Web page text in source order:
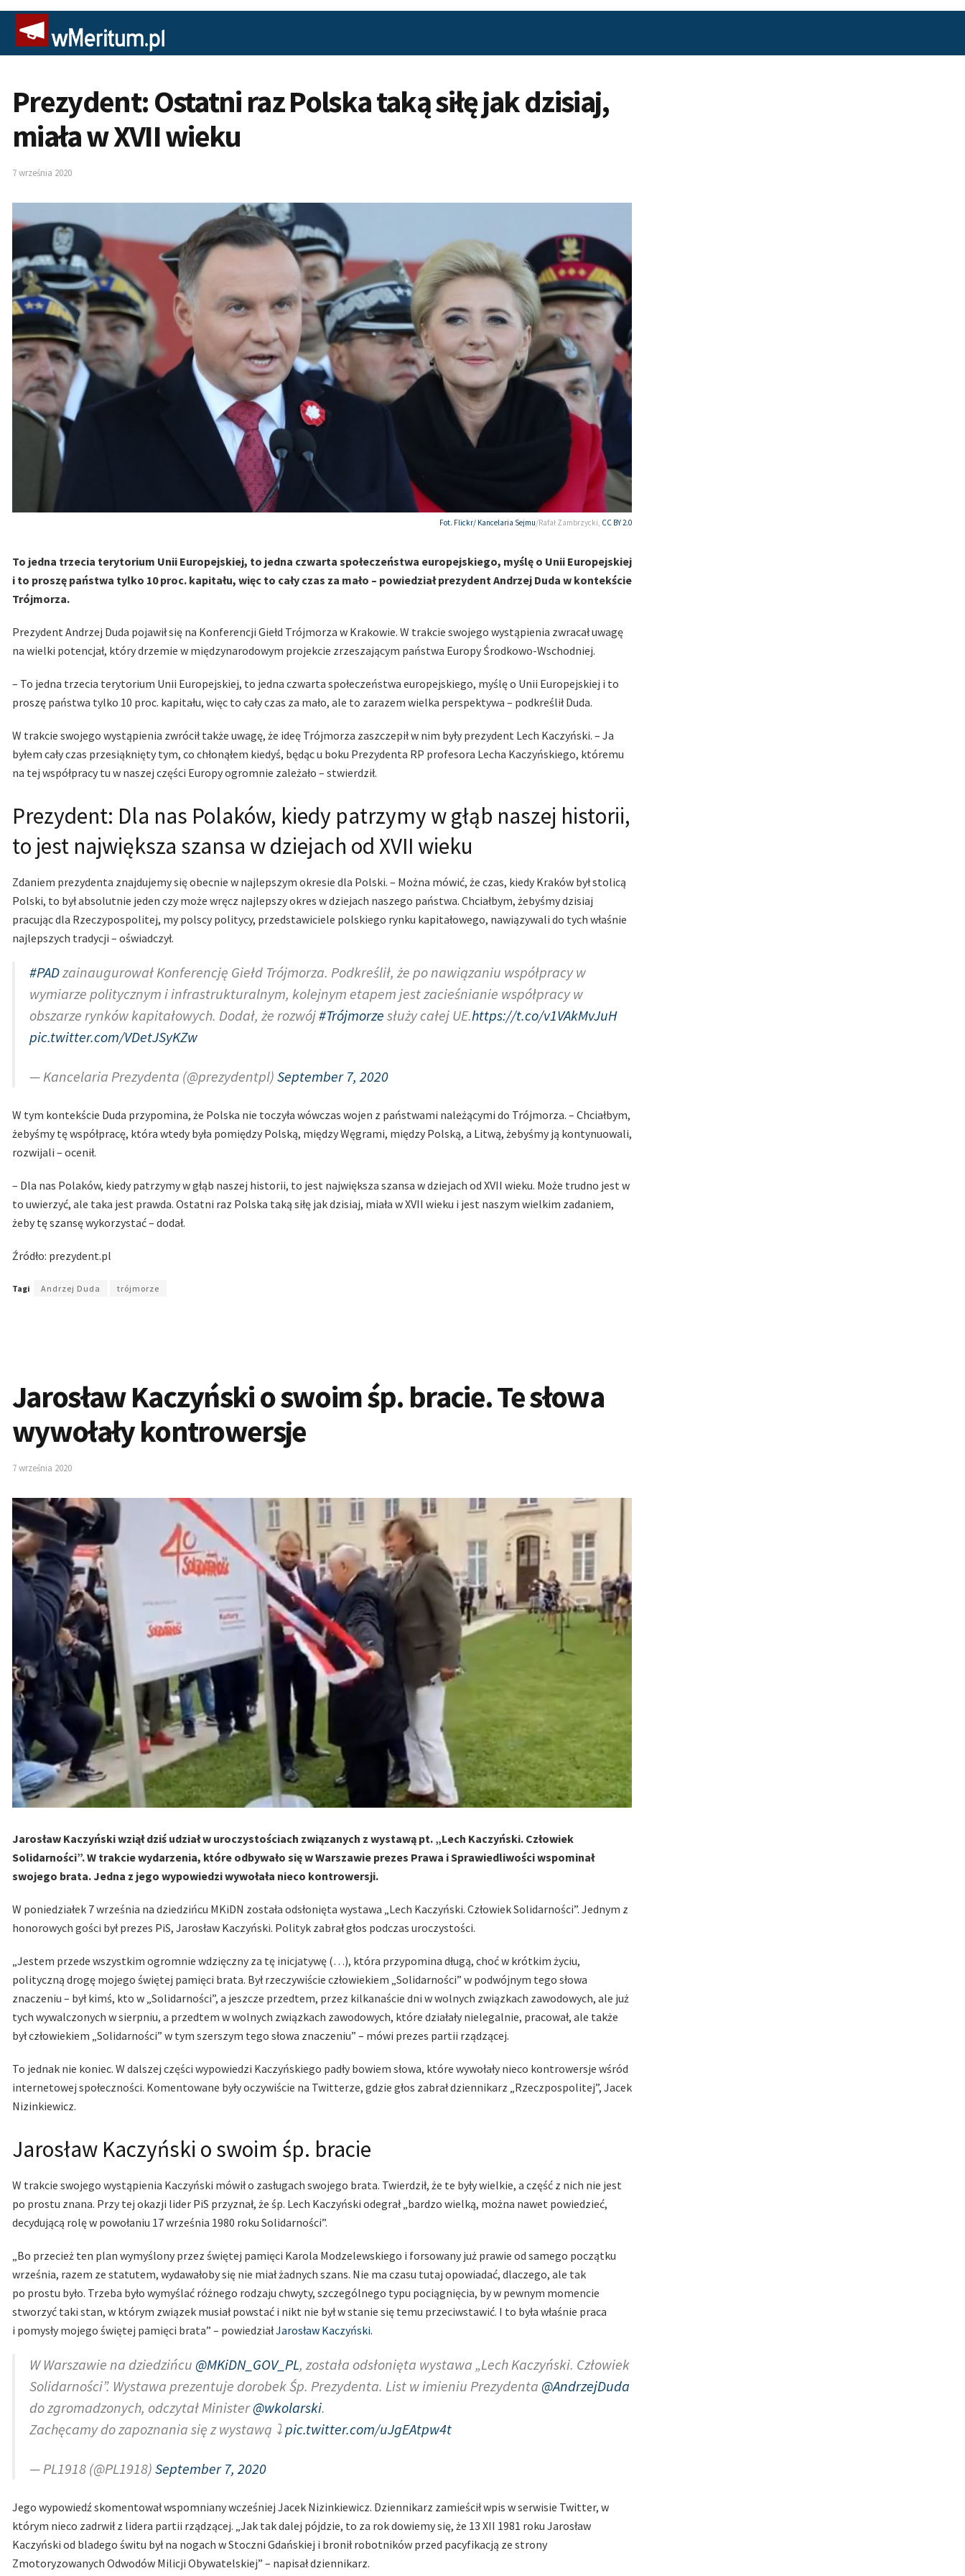
Prezydent: Ostatni raz Polska taką siłę jak dzisiaj,
miała w XVII wieku
7 września 2020
Fot. Flickr/ Kancelaria Sejmu/Rafał Zambrzycki, CC BY 2.0
To jedna trzecia terytorium Unii Europejskiej, to jedna czwarta społeczeństwa europejskiego, myślę o Unii Europejskiej
i to proszę państwa tylko 10 proc. kapitału, więc to cały czas za mało – powiedział prezydent Andrzej Duda w kontekście
Trójmorza.
Prezydent Andrzej Duda pojawił się na Konferencji Giełd Trójmorza w Krakowie. W trakcie swojego wystąpienia zwracał uwagę
na wielki potencjał, który drzemie w międzynarodowym projekcie zrzeszającym państwa Europy Środkowo-Wschodniej.
– To jedna trzecia terytorium Unii Europejskiej, to jedna czwarta społeczeństwa europejskiego, myślę o Unii Europejskiej i to
proszę państwa tylko 10 proc. kapitału, więc to cały czas za mało, ale to zarazem wielka perspektywa – podkreślił Duda.
W trakcie swojego wystąpienia zwrócił także uwagę, że ideę Trójmorza zaszczepił w nim były prezydent Lech Kaczyński. – Ja
byłem cały czas przesiąknięty tym, co chłonąłem kiedyś, będąc u boku Prezydenta RP profesora Lecha Kaczyńskiego, któremu
na tej współpracy tu w naszej części Europy ogromnie zależało – stwierdził.
Prezydent: Dla nas Polaków, kiedy patrzymy w głąb naszej historii,
to jest największa szansa w dziejach od XVII wieku
Zdaniem prezydenta znajdujemy się obecnie w najlepszym okresie dla Polski. – Można mówić, że czas, kiedy Kraków był stolicą
Polski, to był absolutnie jeden czy może wręcz najlepszy okres w dziejach naszego państwa. Chciałbym, żebyśmy dzisiaj
pracując dla Rzeczypospolitej, my polscy politycy, przedstawiciele polskiego rynku kapitałowego, nawiązywali do tych właśnie
najlepszych tradycji – oświadczył.
#PADzainaugurował Konferencję Giełd Trójmorza. Podkreślił, że po nawiązaniu współpracy w
wymiarze politycznym i infrastrukturalnym, kolejnym etapem jest zacieśnianie współpracy w
obszarze rynków kapitałowych. Dodał, że rozwój#Trójmorze służy całej UE.https://t.co/v1VAkMvJuH
pic.twitter.com/VDetJSyKZw
— Kancelaria Prezydenta (@prezydentpl) September 7, 2020
W tym kontekście Duda przypomina, że Polska nie toczyła wówczas wojen z państwami należącymi do Trójmorza. – Chciałbym,
żebyśmy tę współpracę, która wtedy była pomiędzy Polską, między Węgrami, między Polską, a Litwą, żebyśmy ją kontynuowali,
rozwijali – ocenił.
– Dla nas Polaków, kiedy patrzymy w głąb naszej historii, to jest największa szansa w dziejach od XVII wieku. Może trudno jest w
to uwierzyć, ale taka jest prawda. Ostatni raz Polska taką siłę jak dzisiaj, miała w XVII wieku i jest naszym wielkim zadaniem,
żeby tę szansę wykorzystać – dodał.
Źródło: prezydent.pl
Tagi Andrzej Duda trójmorze
Jarosław Kaczyński o swoim śp. bracie. Te słowa
wywołały kontrowersje
7 września 2020
Jarosław Kaczyński wziął dziś udział w uroczystościach związanych z wystawą pt. „Lech Kaczyński. Człowiek
Solidarności”. W trakcie wydarzenia, które odbywało się w Warszawie prezes Prawa i Sprawiedliwości wspominał
swojego brata. Jedna z jego wypowiedzi wywołała nieco kontrowersji.
W poniedziałek 7 września na dziedzińcu MKiDN została odsłonięta wystawa „Lech Kaczyński. Człowiek Solidarności”. Jednym z
honorowych gości był prezes PiS, Jarosław Kaczyński. Polityk zabrał głos podczas uroczystości.
„Jestem przede wszystkim ogromnie wdzięczny za tę inicjatywę (…), która przypomina długą, choć w krótkim życiu,
polityczną drogę mojego świętej pamięci brata. Był rzeczywiście człowiekiem „Solidarności” w podwójnym tego słowa
znaczeniu – był kimś, kto w „Solidarności”, a jeszcze przedtem, przez kilkanaście dni w wolnych związkach zawodowych, ale już
tych wywalczonych w sierpniu, a przedtem w wolnych związkach zawodowych, które działały nielegalnie, pracował, ale także
był człowiekiem „Solidarności” w tym szerszym tego słowa znaczeniu” – mówi prezes partii rządzącej.
To jednak nie koniec. W dalszej części wypowiedzi Kaczyńskiego padły bowiem słowa, które wywołały nieco kontrowersje wśród
internetowej społeczności. Komentowane były oczywiście na Twitterze, gdzie głos zabrał dziennikarz „Rzeczpospolitej”, Jacek
Nizinkiewicz.
Jarosław Kaczyński o swoim śp. bracie
W trakcie swojego wystąpienia Kaczyński mówił o zasługach swojego brata. Twierdził, że te były wielkie, a część z nich nie jest
po prostu znana. Przy tej okazji lider PiS przyznał, że śp. Lech Kaczyński odegrał „bardzo wielką, można nawet powiedzieć,
decydującą rolę w powołaniu 17 września 1980 roku Solidarności”.
„Bo przecież ten plan wymyślony przez świętej pamięci Karola Modzelewskiego i forsowany już prawie od samego początku
września, razem ze statutem, wydawałoby się nie miał żadnych szans. Nie ma czasu tutaj opowiadać, dlaczego, ale tak
po prostu było. Trzeba było wymyślać różnego rodzaju chwyty, szczególnego typu pociągnięcia, by w pewnym momencie
stworzyć taki stan, w którym związek musiał powstać i nikt nie był w stanie się temu przeciwstawić. I to była właśnie praca
i pomysły mojego świętej pamięci brata” – powiedziałJarosław Kaczyński.
W Warszawie na dziedzińcu @MKiDN_GOV_PL, została odsłonięta wystawa „Lech Kaczyński. Człowiek
Solidarności”. Wystawa prezentuje dorobek Śp. Prezydenta. List w imieniu Prezydenta @AndrzejDuda
do zgromadzonych, odczytał Minister@wkolarski.
Zachęcamy do zapoznania się z wystawą ⤵️pic.twitter.com/uJgEAtpw4t
— PL1918 (@PL1918) September 7, 2020
Jego wypowiedź skomentował wspomniany wcześniej Jacek Nizinkiewicz. Dziennikarz zamieścił wpis w serwisie Twitter, w
którym nieco zadrwił z lidera partii rządzącej. „Jak tak dalej pójdzie, to za rok dowiemy się, że 13 XII 1981 roku Jarosław
Kaczyński od bladego świtu był na nogach w Stoczni Gdańskiej i bronił robotników przed pacyfikacją ze strony
Zmotoryzowanych Odwodów Milicji Obywatelskiej” – napisał dziennikarz.